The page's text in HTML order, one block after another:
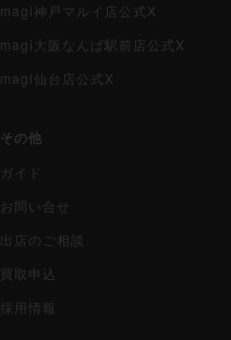
magi神戸マルイ店公式X
magi大阪なんば駅前店公式X
magi仙台店公式X
その他
ガイド
お問い合せ
出店のご相談
買取申込
採用情報